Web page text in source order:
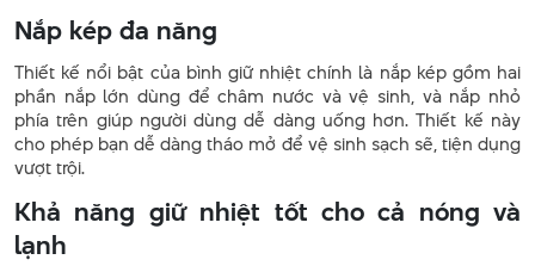
Nắp kép đa năng
Thiết kế nổi bật của bình giữ nhiệt chính là nắp kép gồm hai
phần nắp lớn dùng để châm nước và vệ sinh, và nắp nhỏ
phía trên giúp người dùng dễ dàng uống hơn. Thiết kế này
cho phép bạn dễ dàng tháo mở để vệ sinh sạch sẽ, tiện dụng
vượt trội.
Khả năng giữ nhiệt tốt cho cả nóng và
lạnh